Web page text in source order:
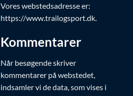
Vores webstedsadresse er:
https://www.trailogsport.dk.
Kommentarer
Når besøgende skriver
kommentarer på webstedet,
indsamler vi de data, som vises i